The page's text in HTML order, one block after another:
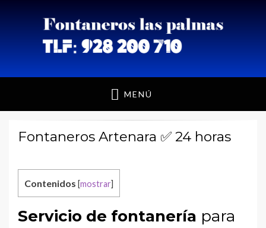
Fontaneros Las
Palmas
MENÚ
Fontaneros Artenara ✅ 24 horas
Contenidos mostrar
Servicio de fontanería para